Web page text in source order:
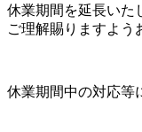
休業期間を延長いた
ご理解賜りますよう
休業期間中の対応等